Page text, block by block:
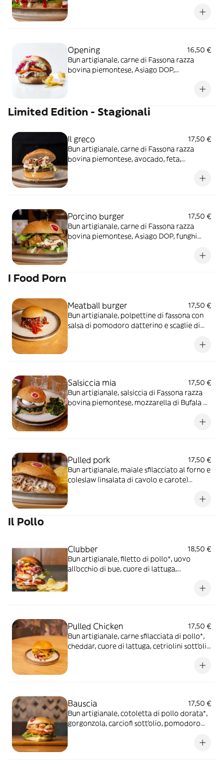
Opening
16,50 €
Bun artigianale, carne di Fassona razza
bovina piemontese, Asiago DOP,
Limited Edition - Stagionali
Il greco
17,50 €
Bun artigianale, carne di Fassona razza
bovina piemontese, avocado, feta,
Porcino burger
17,50 €
Bun artigianale, carne di Fassona razza
bovina piemontese, Asiago DOP, funghi
I Food Porn
Meatball burger
17,50 €
Bun artigianale, polpettine di fassona con
salsa di pomodoro datterino e scaglie di
Salsiccia mia
17,50 €
Bun artigianale, salsiccia di Fassona razza
bovina piemontese, mozzarella di Bufala e
Pulled pork
17,50 €
Bun artigianale, maiale sfilacciato al forno e
coleslaw (insalata di cavolo e carote)
Il Pollo
Clubber
18,50 €
Bun artigianale, filetto di pollo*, uovo
all’occhio di bue, cuore di lattuga,
Pulled Chicken
17,50 €
Bun artigianale, carne sfilacciata di pollo*,
cheddar, cuore di lattuga, cetriolini sott’olio
Bauscia
17,50 €
Bun artigianale, cotoletta di pollo dorata*,
gorgonzola, carciofi sott’olio, pomodoro